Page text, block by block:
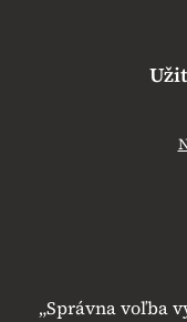
„Správna voľba